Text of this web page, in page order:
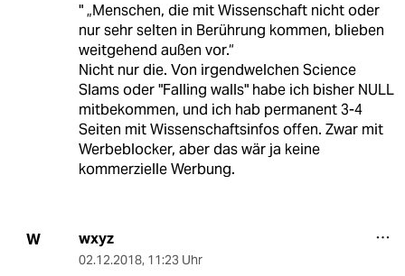
" „Menschen, die mit Wissenschaft nicht oder
nur sehr selten in Berührung kommen, blieben
weitgehend außen vor.“
Nicht nur die. Von irgendwelchen Science
Slams oder "Falling walls" habe ich bisher NULL
mitbekommen, und ich hab permanent 3-4
Seiten mit Wissenschaftsinfos offen. Zwar mit
Werbeblocker, aber das wär ja keine
kommerzielle Werbung.
W wxyz
02.12.2018, 11:23 Uhr